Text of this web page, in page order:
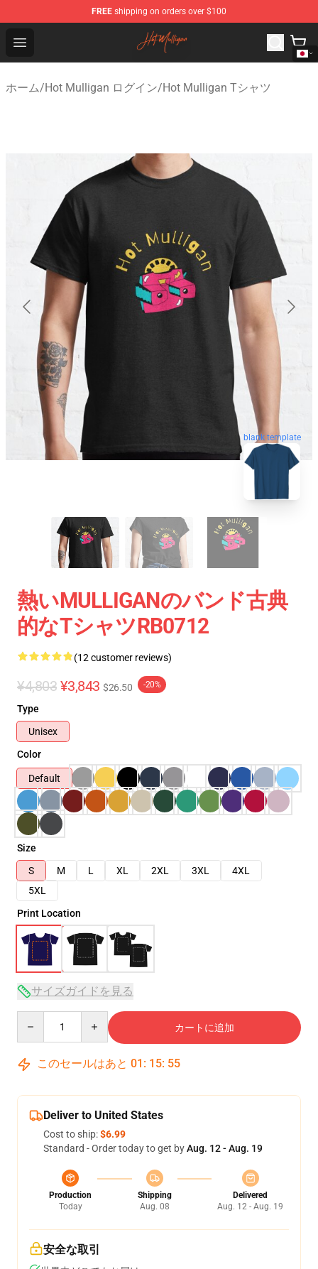
FREE shipping on orders over $100
Open menu
Hot Mulligan Shop - Official Hot Mulligan Merchandise
ホーム/Hot Mulligan ログイン/Hot Mulligan Tシャツ
blank template
熱いMULLIGANのバンド古典
的なTシャツRB0712
(12 customer reviews)
¥4,803 ¥3,843 $26.50 -20%
Type
Unisex
Color
Default
Size
S
M L XL 2XL 3XL
4XL
5XL
Print Location
サイズガイドを見る
カートに追加
このセールはあと 01 : 15: 54
Deliver to United States
Cost to ship:$6.99
Standard - Order today to get byAug. 12 - Aug. 19
Production
Today
Shipping
Aug. 08
Delivered
Aug. 12 - Aug. 19
安全な取引